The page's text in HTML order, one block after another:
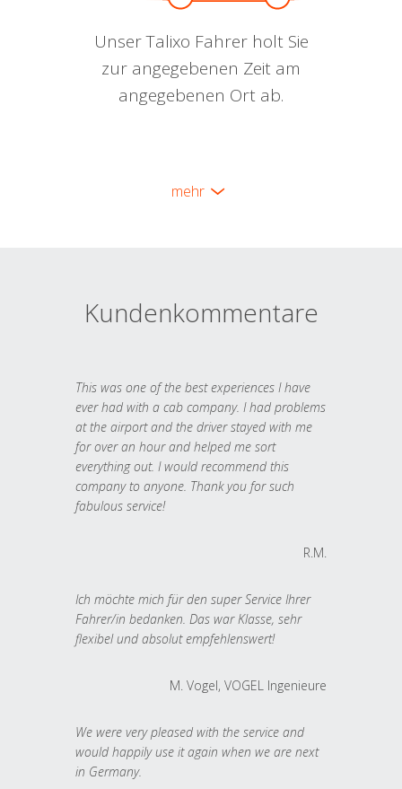
Unser Talixo Fahrer holt Sie
zur angegebenen Zeit am
angegebenen Ort ab.
mehr
Kundenkommentare
This was one of the best experiences I have
ever had with a cab company. I had problems
at the airport and the driver stayed with me
for over an hour and helped me sort
everything out. I would recommend this
company to anyone. Thank you for such
fabulous service!
R.M.
Ich möchte mich für den super Service Ihrer
Fahrer/in bedanken. Das war Klasse, sehr
flexibel und absolut empfehlenswert!
M. Vogel, VOGEL Ingenieure
We were very pleased with the service and
would happily use it again when we are next
in Germany.